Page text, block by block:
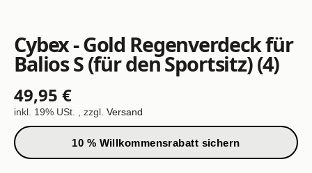
Cybex - Gold Regenverdeck für
Balios S (für den Sportsitz) (4)
49,95 €
inkl. 19% USt. , zzgl. Versand
10 % Willkommensrabatt sichern